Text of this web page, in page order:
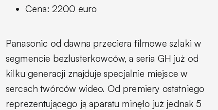
Cena: 2200 euro
Panasonic od dawna przeciera filmowe szlaki w
segmencie bezlusterkowców, a seria GH już od
kilku generacji znajduje specjalnie miejsce w
sercach twórców wideo. Od premiery ostatniego
reprezentującego ją aparatu minęło już jednak 5